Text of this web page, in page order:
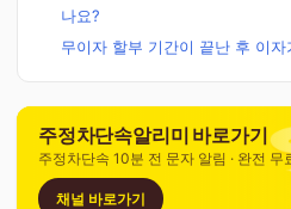
나요?
무이자 할부 기간이 끝난 후 이자
주정차단속알리미 바로가기
주정차단속 10분 전 문자 알림 · 완전 무
채널 바로가기